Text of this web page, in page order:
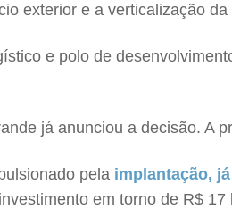
exterior e a verticalização
e polo de
já anunciou a decisão. A
pela implantação,
em torno de R$